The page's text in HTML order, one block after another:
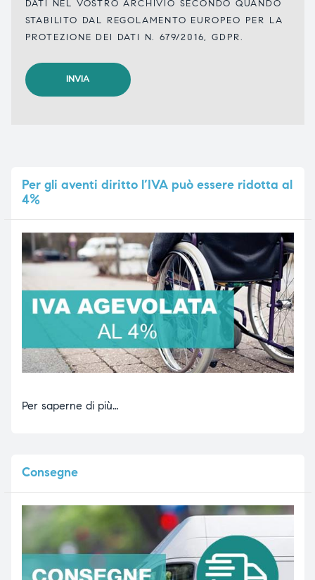
DATI NEL VOSTRO ARCHIVIO SECONDO QUANDO
STABILITO DAL REGOLAMENTO EUROPEO PER LA
PROTEZIONE DEI DATI N. 679/2016, GDPR.
Pergli aventi diritto l’IVA può essere ridotta al
4%
Per saperne di più…
Consegne